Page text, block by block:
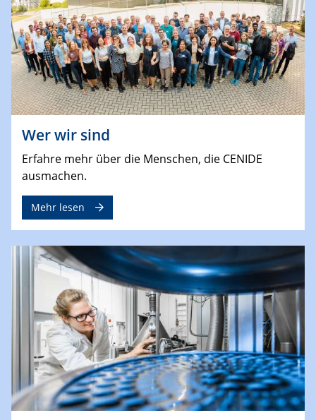
Wer wir sind
Erfahre mehr über die Menschen, die CENIDE
ausmachen.
Mehr lesen